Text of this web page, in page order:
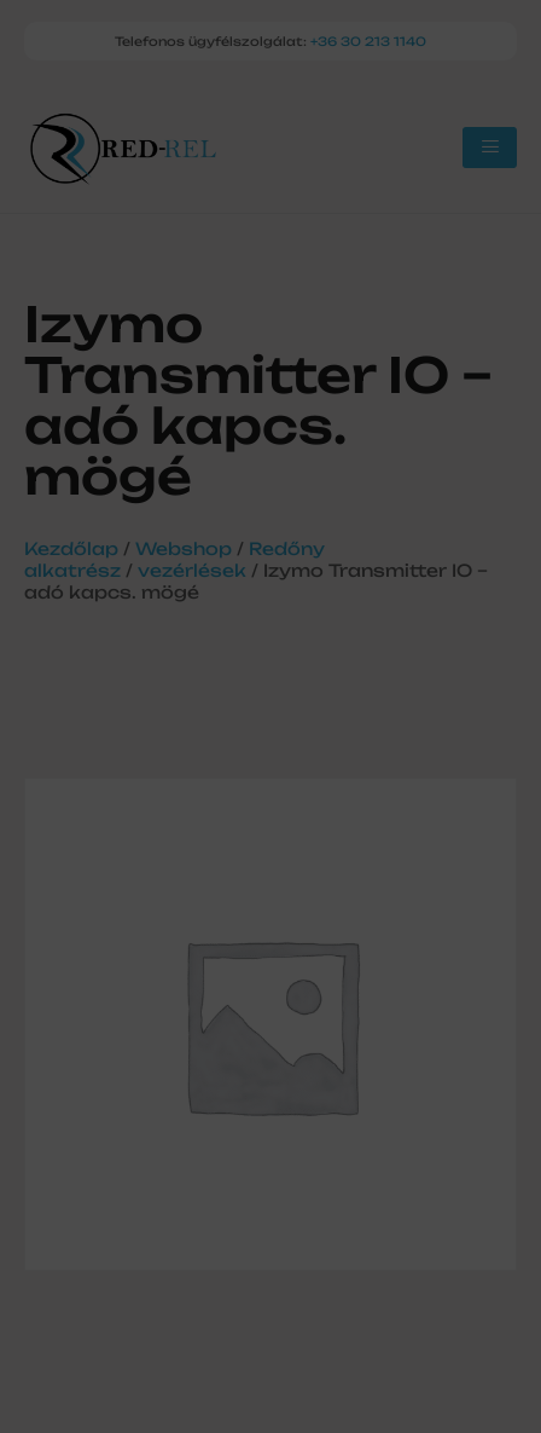
Telefonos ügyfélszolgálat: +36 30 213 1140
Izymo
Transmitter IO –
adó kapcs.
mögé
Kezdőlap / Webshop / Redőny
alkatrész / vezérlések / Izymo Transmitter IO –
adó kapcs. mögé